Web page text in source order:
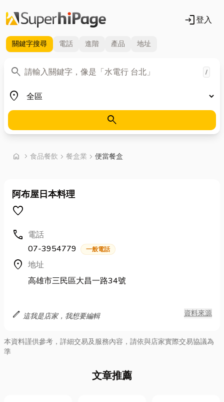
login登入
關鍵字搜尋 電話 進階 產品 地址
search
關鍵字 /
place
地區
search
home chevron_right 首頁
食品餐飲 chevron_right 餐盒業 chevron_right 便當餐盒
阿布屋日本料理
favorite
call 電話
07-3954779
一般電話
location_on 地址
高雄市三民區大昌一路34號
edit 這我是店家，我想要編輯 資料來源
本資料謹供參考，詳細交易及服務內容，請依與店家實際交易協議為
準
文章推薦